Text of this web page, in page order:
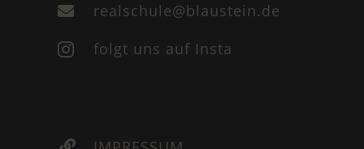
 realschule@blaustein.de
 folgt uns auf Insta